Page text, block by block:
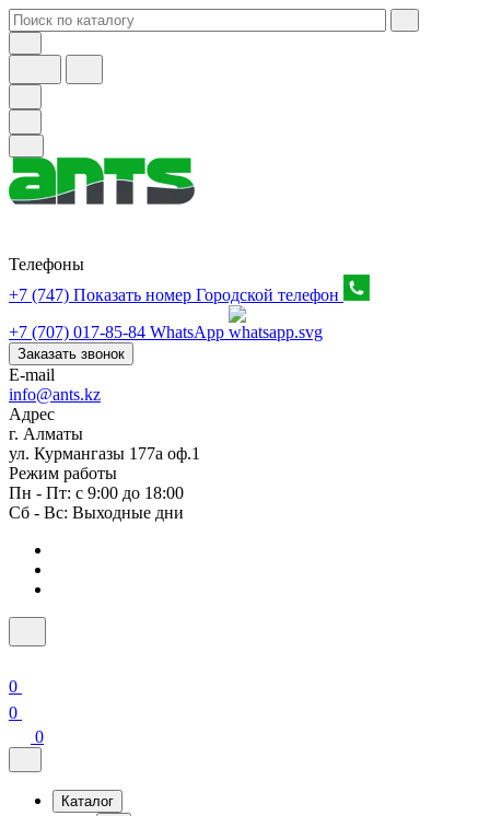
Телефоны
+7 (747) Показать номер Городской телефон
+7 (707) 017-85-84 WhatsApp
Заказать звонок
E-mail
info@ants.kz
Адрес
г. Алматы
ул. Курмангазы 177а оф.1
Режим работы
Пн - Пт: с 9:00 до 18:00
Сб - Вс: Выходные дни
0
0
0
Каталог